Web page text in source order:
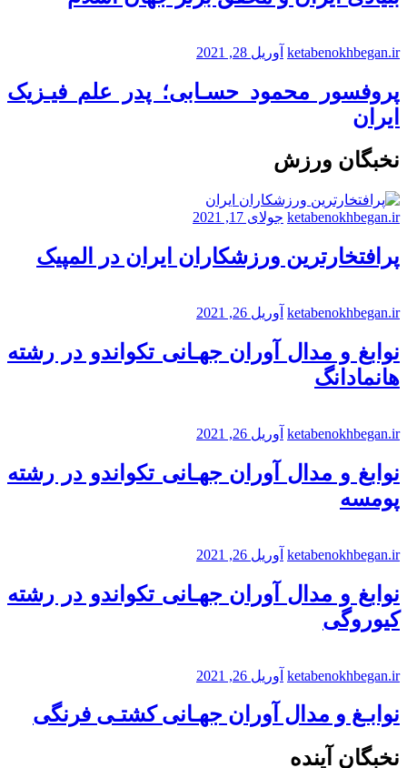
ketabenokhbegan.ir آوریل 28, 2021
پروفسور محمود حسـابی؛ پدر علم فیـزیک
ایران
نخبگان ورزش
ketabenokhbegan.ir جولای 17, 2021
پرافتخارترین ورزشکاران ایران در المپیک
ketabenokhbegan.ir آوریل 26, 2021
نوابغ و مدال آوران جهـانی تکواندو در رشته
هانمادانگ
ketabenokhbegan.ir آوریل 26, 2021
نوابغ و مدال آوران جهـانی تکواندو در رشته
پومسه
ketabenokhbegan.ir آوریل 26, 2021
نوابغ و مدال آوران جهـانی تکواندو در رشته
کیوروگی
ketabenokhbegan.ir آوریل 26, 2021
نوابـغ و مدال آوران جهـانی کشتـی فرنگی
نخبگان آینده